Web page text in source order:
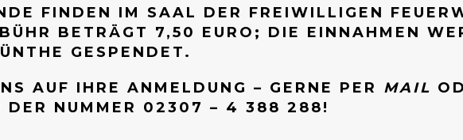
FINDEN IM SAAL DER FREIWILLIGEN
BETRÄGT 7,50 EURO; DIE EINNAHMEN
GESPENDET.
AUF IHRE ANMELDUNG – GERNE PER MAIL
DER NUMMER 02307 – 4 388 288!